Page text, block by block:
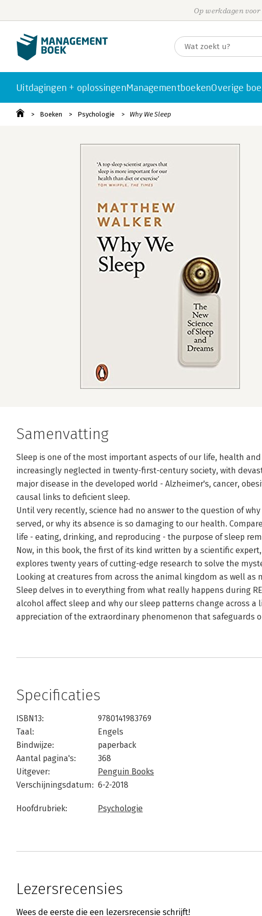
Op werkdagen
Uitdagingen + oplossingenManagementboekenOverige
Boeken Psychologie Why We Sleep
Samenvatting
Sleep is one of the most important aspects of our life, health
increasingly neglected in twenty-first-century society, with
major disease in the developed world - Alzheimer's, cancer,
causal links to deficient sleep.
Until very recently, science had no answer to the question of
served, or why its absence is so damaging to our health.
life - eating, drinking, and reproducing - the purpose of sleep
Now, in this book, the first of its kind written by a scientific
explores twenty years of cutting-edge research to solve the
Looking at creatures from across the animal kingdom as well as
Sleep delves in to everything from what really happens during
alcohol affect sleep and why our sleep patterns change across
appreciation of the extraordinary phenomenon that safeguards
Specificaties
ISBN13:
9780141983769
Taal:
Engels
Bindwijze:
paperback
Aantal pagina's:
368
Uitgever:
Penguin Books
Verschijningsdatum: 6-2-2018
Hoofdrubriek: Psychologie
Lezersrecensies
Wees de eerste die een lezersrecensie schrijft!